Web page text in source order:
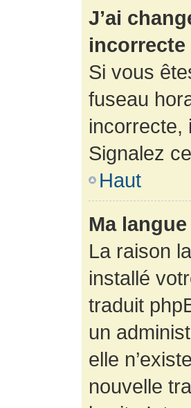
J’ai
incorrecte
Si vous
fuseau
incorrecte,
Signalez
Haut
Ma
La raison
installé
traduit
un
elle
nouvelle